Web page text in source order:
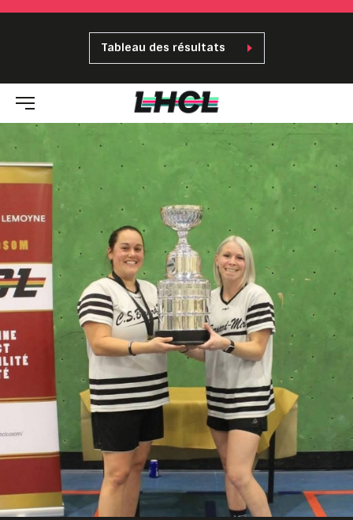
Tableau des résultats